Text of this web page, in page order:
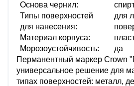
Основа чернил:
Типы поверхностей
для нанесения:
для
Материал корпуса:
Морозоустойчивость:
да
Перманентный маркер Crown
универсальное решение для
типах поверхностей: металл,